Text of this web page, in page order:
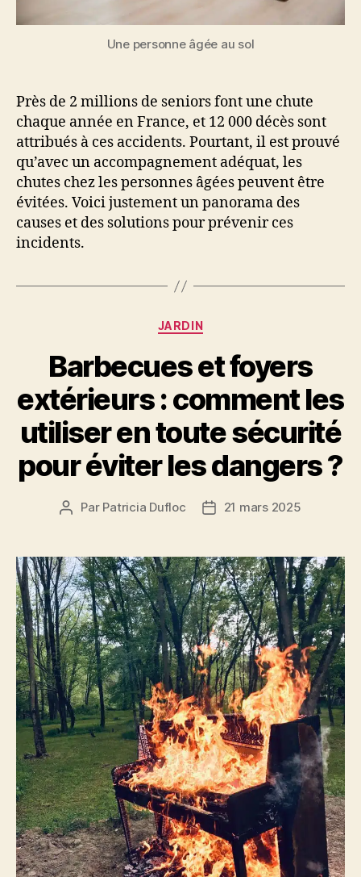
Une personne âgée au sol
Près de 2 millions de seniors font une chute
chaque année en France, et 12 000 décès sont
attribués à ces accidents. Pourtant, il est prouvé
qu’avec un accompagnement adéquat, les
chutes chez les personnes âgées peuvent être
évitées. Voici justement un panorama des
causes et des solutions pour prévenir ces
incidents.
Catégories
JARDIN
Barbecues et foyers
extérieurs : comment les
utiliser en toute sécurité
pour éviter les dangers ?
Auteur
Par Patricia Dufloc
Date21 mars 2025